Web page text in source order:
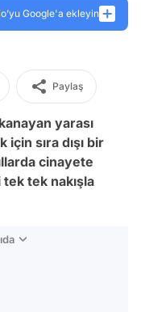
Google'a ekleyin
Paylaş
yarası
sıra dışı bir
cinayete
tek nakışla